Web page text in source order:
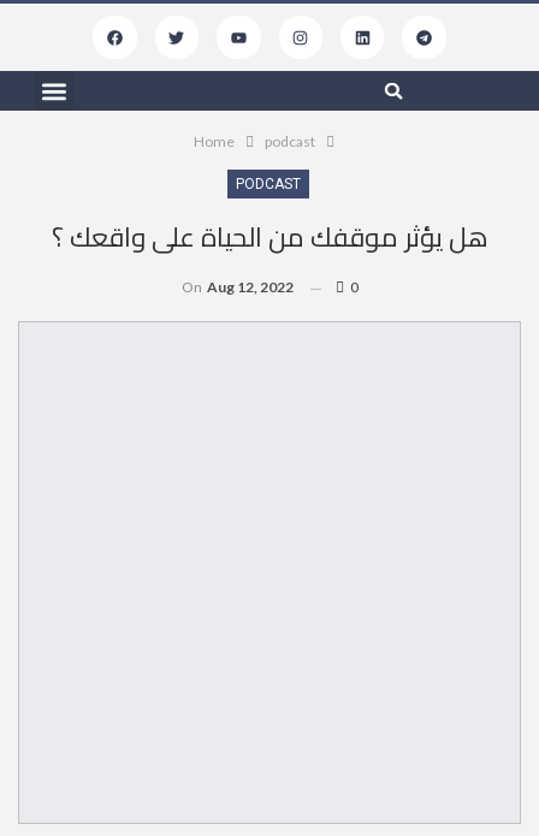
Home podcast
PODCAST
هل يؤثر موقفك من الحياة على واقعك ؟
On Aug 12, 2022 0